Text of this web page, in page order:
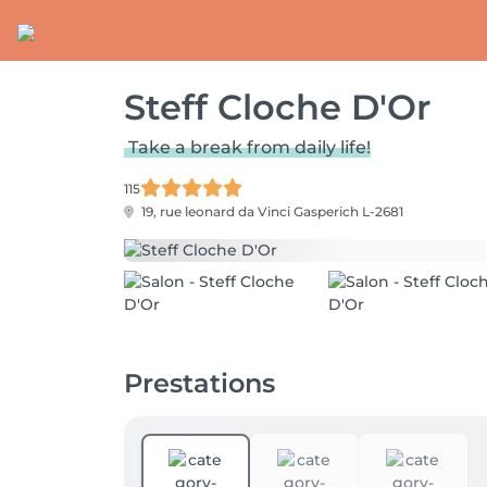
Steff Cloche D'Or
Take a break from daily life!
115
19, rue leonard da Vinci Gasperich L-2681
Prestations